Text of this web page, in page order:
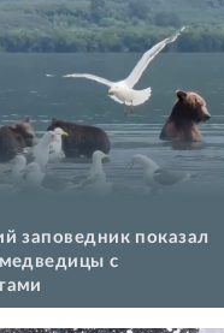
заповедник показал
с